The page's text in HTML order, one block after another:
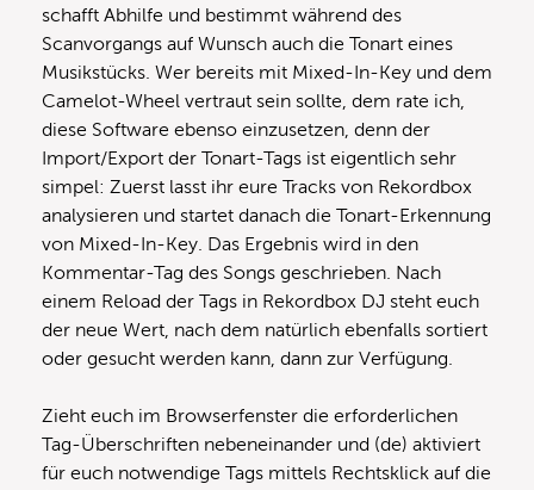
schafft Abhilfe und bestimmt während des
Scanvorgangs auf Wunsch auch die Tonart eines
Musikstücks. Wer bereits mit Mixed-In-Key und dem
Camelot-Wheel vertraut sein sollte, dem rate ich,
diese Software ebenso einzusetzen, denn der
Import/Export der Tonart-Tags ist eigentlich sehr
simpel: Zuerst lasst ihr eure Tracks von Rekordbox
analysieren und startet danach die Tonart-Erkennung
von Mixed-In-Key. Das Ergebnis wird in den
Kommentar-Tag des Songs geschrieben. Nach
einem Reload der Tags in Rekordbox DJ steht euch
der neue Wert, nach dem natürlich ebenfalls sortiert
oder gesucht werden kann, dann zur Verfügung.
Zieht euch im Browserfenster die erforderlichen
Tag-Überschriften nebeneinander und (de) aktiviert
für euch notwendige Tags mittels Rechtsklick auf die